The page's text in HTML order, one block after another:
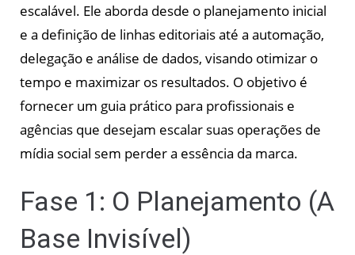
escalável. Ele aborda desde o planejamento inicial
e a definição de linhas editoriais até a automação,
delegação e análise de dados, visando otimizar o
tempo e maximizar os resultados. O objetivo é
fornecer um guia prático para profissionais e
agências que desejam escalar suas operações de
mídia social sem perder a essência da marca.
Fase 1: O Planejamento (A
Base Invisível)